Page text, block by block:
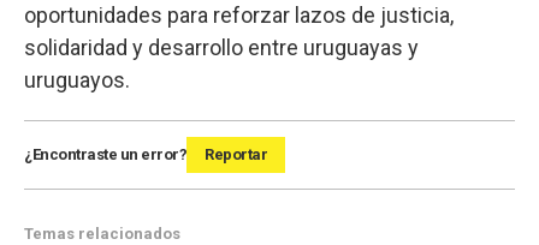
oportunidades para reforzar lazos de justicia,
solidaridad y desarrollo entre uruguayas y
uruguayos.
¿Encontraste un error? Reportar
Temas relacionados